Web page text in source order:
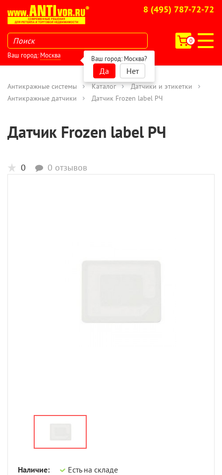
8 (495) 787-72-72
0
Ваш город: Москва Ваш город: Москва?
Да Нет
Антикражные системы Каталог
Датчики и этикетки
Антикражные датчики
Датчик Frozen label РЧ
Датчик Frozen label РЧ
0 0 отзывов
Наличие: Есть на складе